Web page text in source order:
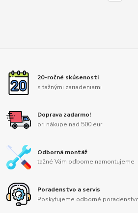
20-ročné skúsenosti
s ťažnými zariadeniami
Doprava zadarmo!
pri nákupe nad 500 eur
Odborná montáž
ťažné Vám odborne namontujeme
Poradenstvo a servis
Poskytujeme odborné